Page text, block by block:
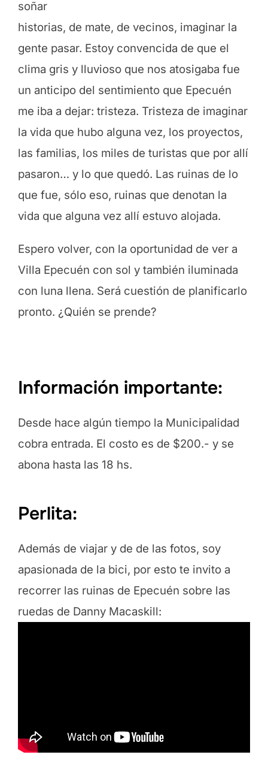
soñar
historias, de mate, de vecinos, imaginar la
gente pasar. Estoy convencida de que el
clima gris y lluvioso que nos atosigaba fue
un anticipo del sentimiento que Epecuén
me iba a dejar: tristeza. Tristeza de imaginar
la vida que hubo alguna vez, los proyectos,
las familias, los miles de turistas que por allí
pasaron… y lo que quedó. Las ruinas de lo
que fue, sólo eso, ruinas que denotan la
vida que alguna vez allí estuvo alojada.
Espero volver, con la oportunidad de ver a
Villa Epecuén con sol y también iluminada
con luna llena. Será cuestión de planificarlo
pronto. ¿Quién se prende?
Información importante:
Desde hace algún tiempo la Municipalidad
cobra entrada. El costo es de $200.- y se
abona hasta las 18 hs.
Perlita:
Además de viajar y de de las fotos, soy
apasionada de la bici, por esto te invito a
recorrer las ruinas de Epecuén sobre las
ruedas de Danny Macaskill: